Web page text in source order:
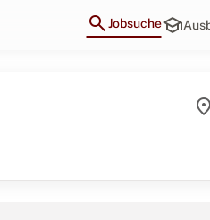
searchJobsucheschool
location_on